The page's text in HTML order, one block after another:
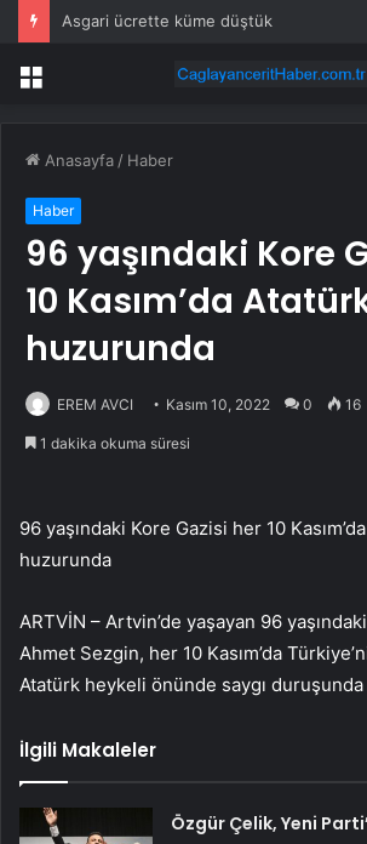
Asgari ücrette küme düştük
Menü
Anasayfa / Haber
Haber
96 yaşındaki Kore
10 Kasım’da
huzurunda
EREM AVCI Kasım 10, 2022 0 16
1 dakika okuma süresi
96 yaşındaki Kore Gazisi her 10
huzurunda
ARTVİN – Artvin’de yaşayan 96
Ahmet Sezgin, her 10 Kasım’da
Atatürk heykeli önünde saygı
İlgili Makaleler
Özgür Çelik, Yeni